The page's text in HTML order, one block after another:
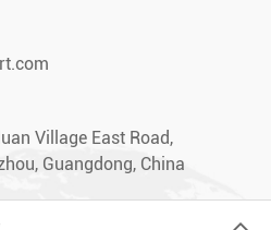
Village East Road,
Guangdong, China